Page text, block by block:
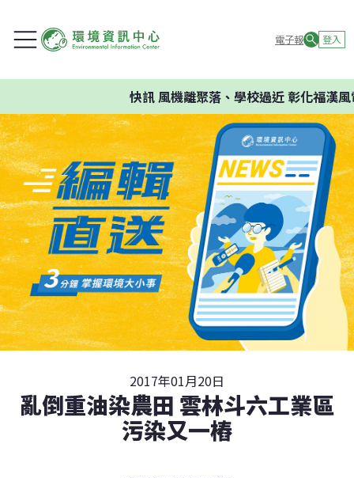
電子報 登入
快訊風機離聚落、學校過近 彰化福漢風
2017年01月20日
亂倒重油染農田 雲林斗六工業區
污染又一樁